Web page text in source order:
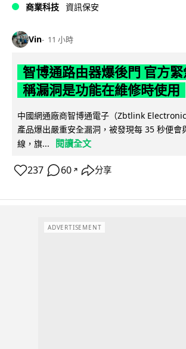
商業科技 資訊保安
Vin 11 小時
智博通路由器爆後門 官方
稱漏洞是功能在維修時使用
中國網通廠商智博通電子（Zbtlink
產品爆出嚴重安全漏洞，被發現每 35 秒便會
線，旗...
閱讀全文
237 60 ↗ 分享
ADVERTISEMENT